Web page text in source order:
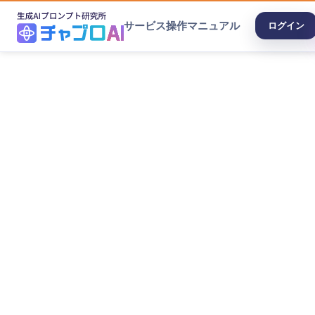
サービス操作マニュアル ログイン